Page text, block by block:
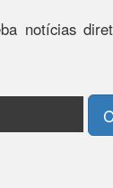
notícias